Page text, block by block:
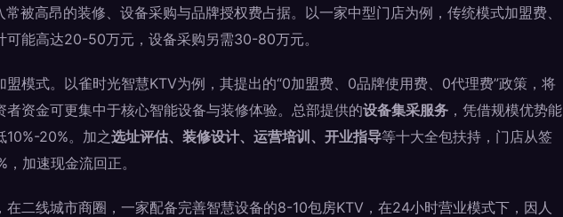
被高昂的装修、设备采购与品牌授权费占据。以一家中型门店为例，传统模式加盟费、
可能高达20-50万元，设备采购另需30-80万元。
盟模式。以雀时光智慧KTV为例，其提出的“0加盟费、0品牌使用费、0代理费”政策，将
者资金可更集中于核心智能设备与装修体验。总部提供的设备集采服务 ，凭借规模优势能
10%-20%。加之选址评估、装修设计、运营培训、开业指导等十大全包扶持，门店从签
加速现金流回正。
在二线城市商圈，一家配备完善智慧设备的8-10包房KTV，在24小时营业模式下，因人